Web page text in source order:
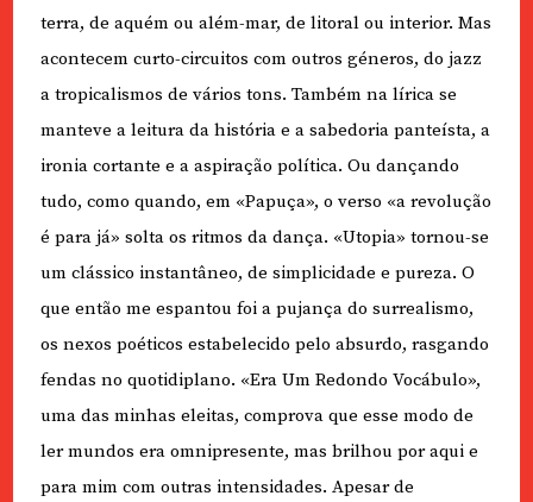
terra, de aquém ou além-mar, de litoral ou interior. Mas
acontecem curto-circuitos com outros géneros, do jazz
a tropicalismos de vários tons. Também na lírica se
manteve a leitura da história e a sabedoria panteísta, a
ironia cortante e a aspiração política. Ou dançando
tudo, como quando, em «Papuça», o verso «a revolução
é para já» solta os ritmos da dança. «Utopia» tornou-se
um clássico instantâneo, de simplicidade e pureza. O
que então me espantou foi a pujança do surrealismo,
os nexos poéticos estabelecido pelo absurdo, rasgando
fendas no quotidiplano. «Era Um Redondo Vocábulo»,
uma das minhas eleitas, comprova que esse modo de
ler mundos era omnipresente, mas brilhou por aqui e
para mim com outras intensidades. Apesar de